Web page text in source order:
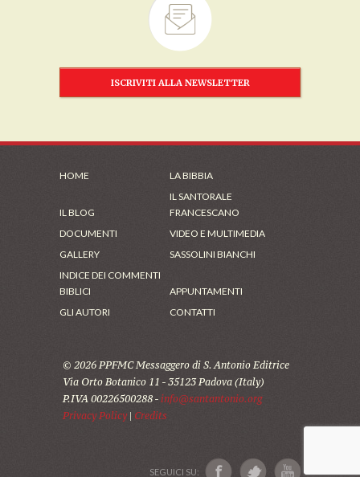
ISCRIVITI ALLA NEWSLETTER
HOME LA BIBBIA
IL BLOG
IL SANTORALE
FRANCESCANO
DOCUMENTI
VIDEO E MULTIMEDIA
GALLERY
SASSOLINI BIANCHI
INDICE DEI COMMENTI
BIBLICI
APPUNTAMENTI
GLI AUTORI
CONTATTI
© 2026 PPFMC Messaggero di S. Antonio Editrice
Via Orto Botanico 11 - 35123 Padova (Italy)
P.IVA 00226500288 - info@santantonio.org
Privacy Policy| Credits
SEGUICI SU: